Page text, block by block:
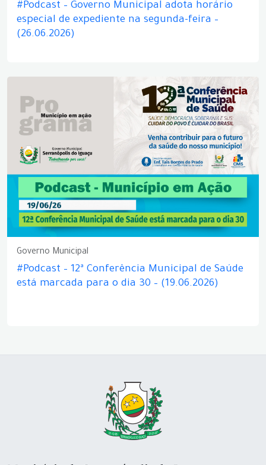
#Podcast – Governo Municipal adota horário
especial de expediente na segunda-feira –
(26.06.2026)
Governo Municipal
#Podcast – 12ª Conferência Municipal de Saúde
está marcada para o dia 30 – (19.06.2026)